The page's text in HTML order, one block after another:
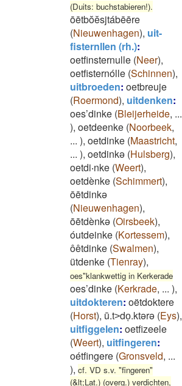
(Duits: buchstabieren!).
ōētbŏĕsjtábēēre
(Nieuwenhagen), uit-
fisternllen (rh.):
oetfinsternulle (Neer),
oetfisternólle (Schinnen),
uitbroeden: oetbreuje
(Roermond), uitdenken:
oes’dinke (Bleijerheide, ...
), oetdeenke (Noorbeek,
... ), oetdinke (Maastricht,
... ), oetdinkə (Hulsberg),
oetdi‧nke (Weert),
oetdènke (Schimmert),
ōētdinkə
(Nieuwenhagen),
ōētdènkə (Oirsbeek),
óutdeinke (Kortessem),
ôêtdinke (Swalmen),
ütdenke (Tienray),
oes"klankwettig in Kerkerade
oes’dinke (Kerkrade, ... ),
uitdokteren: oëtdoktere
(Horst), ū.t˃doͅ.ktərə (Eys),
uitfiggelen: oetfizeele
(Weert), uitfingeren:
oétfingere (Gronsveld, ...
), cf. VD s.v. "fingeren"
(&lt;Lat.) (overg.) verdichten,